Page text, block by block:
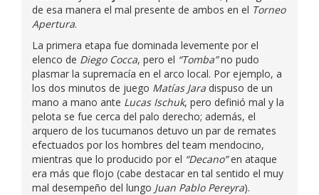
de esa manera el mal presente de ambos en el Torneo
Apertura.
La primera etapa fue dominada levemente por el
elenco de Diego Cocca, pero el “Tomba”no pudo
plasmar la supremacía en el arco local. Por ejemplo, a
los dos minutos de juego Matías Jara dispuso de un
mano a mano ante Lucas Ischuk, pero definió mal y la
pelota se fue cerca del palo derecho; además, el
arquero de los tucumanos detuvo un par de remates
efectuados por los hombres del team mendocino,
mientras que lo producido por el “Decano”en ataque
era más que flojo (cabe destacar en tal sentido el muy
mal desempeño del lungo Juan Pablo Pereyra).